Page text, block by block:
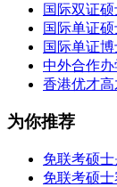
国际双证
国际单证
国际单证
中外合作办
香港优才高
为你推荐
免联考硕
免联考硕